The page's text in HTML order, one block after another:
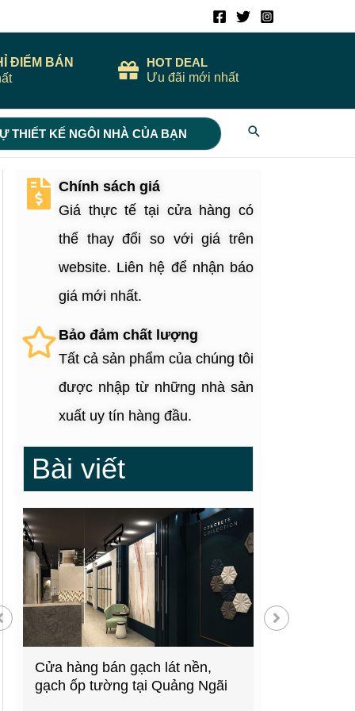
ĐIỂM BÁN
HOT DEAL
Ưu đãi mới nhất
THIẾT KẾ NGÔI NHÀ CỦA BẠN Search
Chính sách giá
Giá thực tế tại cửa hàng có
thể thay đổi so với giá trên
website. Liên hệ để nhận báo
giá mới nhất.
Bảo đảm chất lượng
Tất cả sản phẩm của chúng tôi
được nhập từ những nhà sản
xuất uy tín hàng đầu.
Bài viết
Cửa hàng bán gạch lát nền,
gạch ốp tường tại Quảng Ngãi